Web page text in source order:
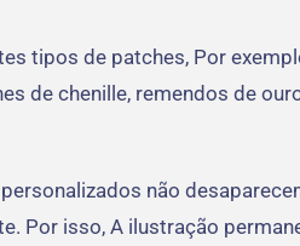
tipos de patches, Por
de chenille, remendos de
não
Por isso, A ilustração